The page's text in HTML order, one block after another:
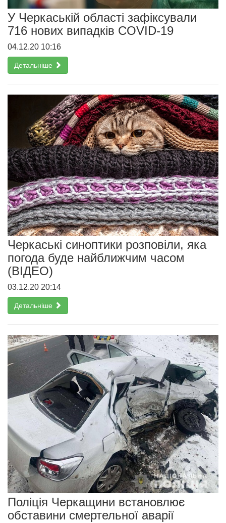
У Черкаській області зафіксували
716 нових випадків COVID-19
04.12.20 10:16
Детальніше
Черкаські синоптики розповіли, яка
погода буде найближчим часом
(ВІДЕО)
03.12.20 20:14
Детальніше
Поліція Черкащини встановлює
обставини смертельної аварії